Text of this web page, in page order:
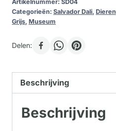
Artikelnummer: SD04
Categorieën: Salvador Dali, Dieren
Grijs, Museum
Delen:
Beschrijving
Beschrijving